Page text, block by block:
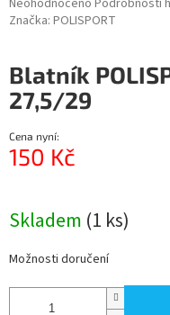
hodnocení
0,0
z
5
Neohodnoceno Podrobnosti
Značka: POLISPORT
Blatník
27,5/29
Cena nyní:
150 Kč
Skladem (1 ks)
Možnosti doručení